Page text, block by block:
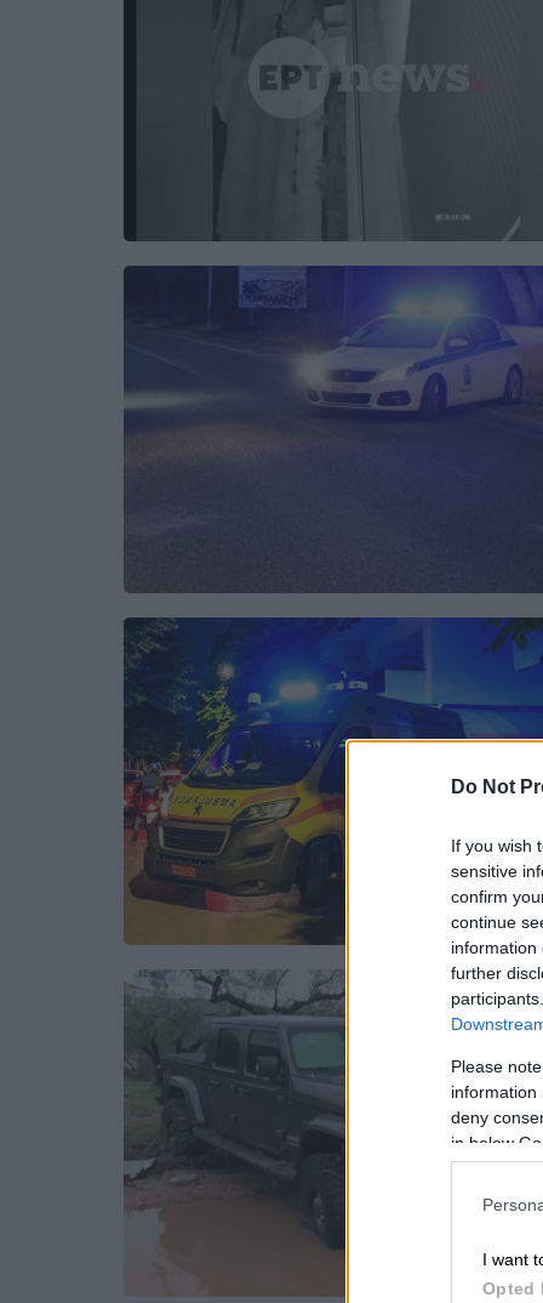
Do Not
If you wish
sensitive
confirm
continue
information
further
Please
information
deny
in below
I want
Opted